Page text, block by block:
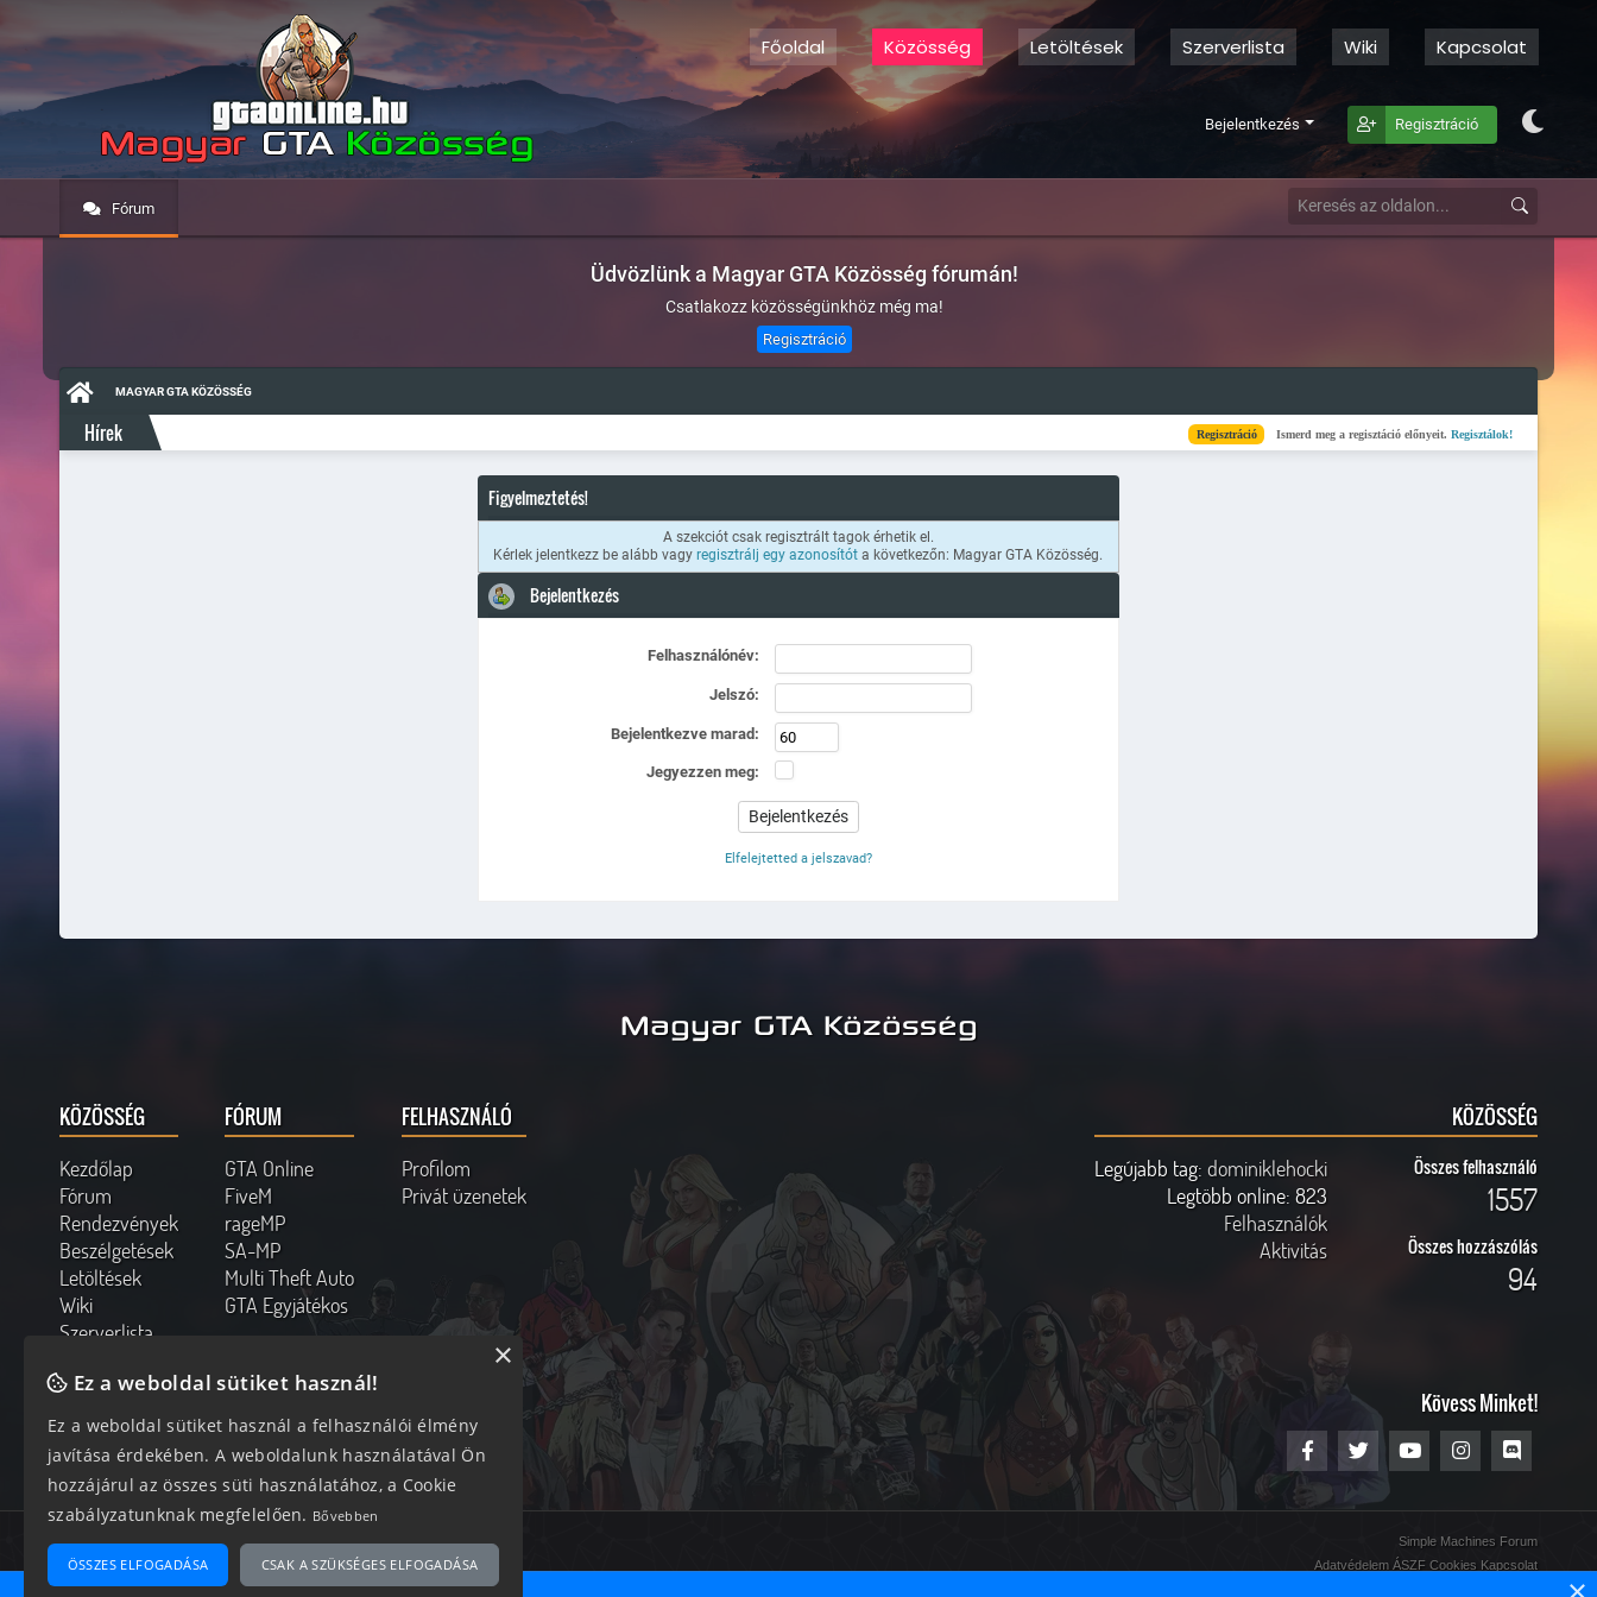
Főoldal Közösség Letöltések Szerverlista Wiki Kapcsolat
Bejelentkezés Regisztráció
Fórum
Üdvözlünk a Magyar GTA Közösség fórumán!
Csatlakozz közösségünkhöz még ma!
Regisztráció
MAGYAR GTA KÖZÖSSÉG
Hírek Regisztráció Ismerd meg a regisztáció előnyeit. Regisztálok! Kész
Figyelmeztetés!
A szekciót csak regisztrált tagok érhetik el.
Kérlek jelentkezz be alább vagyregisztrálj egy azonosítót a következőn: Magyar GTA Közösség.
Bejelentkezés
Felhasználónév:
Jelszó:
Bejelentkezve marad:
Jegyezzen meg:
Elfelejtetted a jelszavad?
Magyar GTA Közösség
KÖZÖSSÉG
Kezdőlap
Fórum
Rendezvények
Beszélgetések
Letöltések
Wiki
Szerverlista
FÓRUM
GTA Online
FiveM
rageMP
SA-MP
Multi Theft Auto
GTA Egyjátékos
FELHASZNÁLÓ
Profilom
Privát üzenetek
KÖZÖSSÉG
Legújabb tag: dominiklehocki
Legtöbb online: 823
Felhasználók
Aktivitás
Összes felhasználó
1557
Összes hozzászólás
94
Online felhasználók
230 vendég, 0 tag
Kövess Minket!
Az oldal 0.263 másodperc alatt készült el 14 lekéréssel.
Simple Machines Forum
Adatvédelem ÁSZF Cookies Kapcsolat
Ez a weboldal sütiket használ!
Ez a weboldal sütiket használ a felhasználói élmény
javítása érdekében. A weboldalunk használatával Ön
hozzájárul az összes süti használatához, a Cookie
szabályzatunknak megfelelően. Bővebben
ÖSSZES ELFOGADÁSA CSAK A SZÜKSÉGES ELFOGADÁSA
×